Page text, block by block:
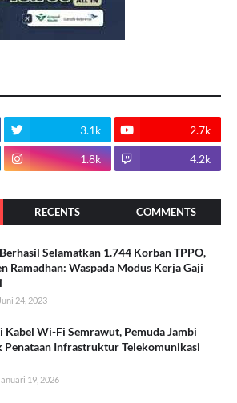
3.1k 2.7k
1.8k 4.2k
RECENTS COMMENTS
Selamatkan 1.744 Korban TPPO,
Ramadhan: Waspada Modus Kerja Gaji
24, 2023
Kabel Wi-Fi Semrawut, Pemuda Jambi
Penataan Infrastruktur Telekomunikasi
19, 2026